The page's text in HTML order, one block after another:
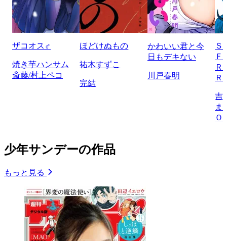
ザコオス♂
焼き芋ハンサム
斎藤/村上ペコ
ほどけぬもの
祐木すずこ
完結
かわいい君と今
日もデキない
川戸春明
Ｆ
Ｒ
吉
ま
Ｏ
少年サンデーの作品
もっと見る